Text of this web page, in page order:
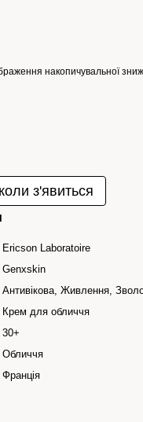
накопичувальної
з'явиться
Ericson Laboratoire
Genxskin
Антивікова, Живлення,
Крем для обличчя
30+
Обличчя
Франція